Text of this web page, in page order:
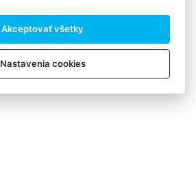
Akceptovať všetky
Nastavenia cookies